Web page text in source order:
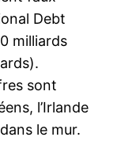
Debt
milliards
sont
l’Irlande
le mur.